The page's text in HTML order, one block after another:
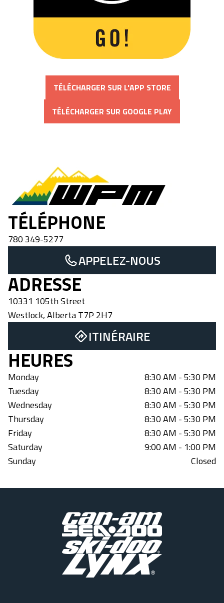
TÉLÉCHARGER SUR L'APP STORE
TÉLÉCHARGER SUR GOOGLE PLAY
Westlock Powersports & Marine
TÉLÉPHONE
780 349-5277
APPELEZ-NOUS
ADRESSE
10331 105th Street
Westlock,AlbertaT7P 2H7
ITINÉRAIRE
HEURES
Monday
8:30 AM - 5:30 PM
Tuesday
8:30 AM - 5:30 PM
Wednesday
8:30 AM - 5:30 PM
Thursday
8:30 AM - 5:30 PM
Friday
8:30 AM - 5:30 PM
Saturday
9:00 AM - 1:00 PM
Sunday
Closed